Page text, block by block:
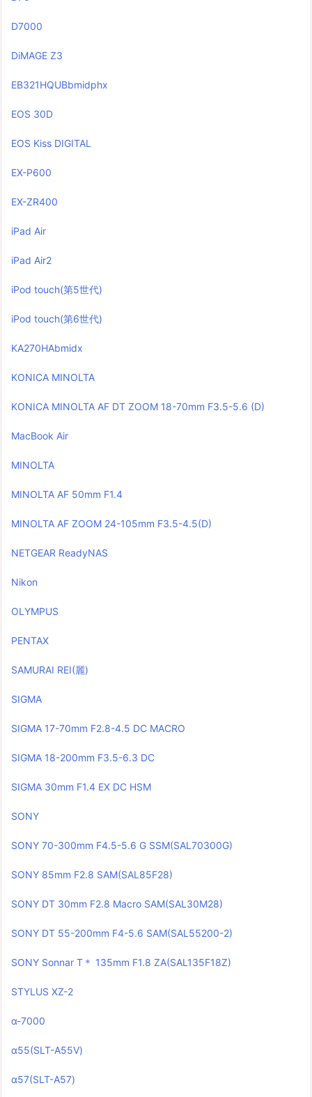
D7000
DiMAGE Z3
EB321HQUBbmidphx
EOS 30D
EOS Kiss DIGITAL
EX-P600
EX-ZR400
iPad Air
iPad Air2
iPod touch(第5世代)
iPod touch(第6世代)
KA270HAbmidx
KONICA MINOLTA
KONICA MINOLTA AF DT ZOOM 18-70mm F3.5-5.6 (D)
MacBook Air
MINOLTA
MINOLTA AF 50mm F1.4
MINOLTA AF ZOOM 24-105mm F3.5-4.5(D)
NETGEAR ReadyNAS
Nikon
OLYMPUS
PENTAX
SAMURAI REI(麗)
SIGMA
SIGMA 17-70mm F2.8-4.5 DC MACRO
SIGMA 18-200mm F3.5-6.3 DC
SIGMA 30mm F1.4 EX DC HSM
SONY
SONY 70-300mm F4.5-5.6 G SSM(SAL70300G)
SONY 85mm F2.8 SAM(SAL85F28)
SONY DT 30mm F2.8 Macro SAM(SAL30M28)
SONY DT 55-200mm F4-5.6 SAM(SAL55200-2)
SONY Sonnar T＊ 135mm F1.8 ZA(SAL135F18Z)
STYLUS XZ-2
α-7000
α55(SLT-A55V)
α57(SLT-A57)